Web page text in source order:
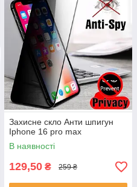
Захисне скло Анти шпигун
Iphone 16 pro max
В наявності
129,50 ₴ 259 ₴